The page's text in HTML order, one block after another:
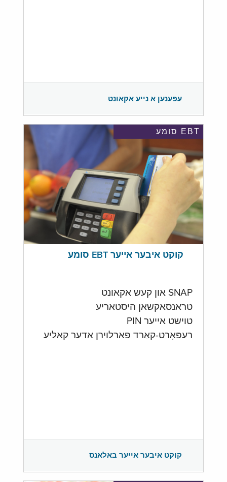
עפענען א נייע אקאונט
EBT סומע
קוקט איבער אייער EBT סומע
SNAP און קעש אקאונט
טראנסאקשאן היסטאריע
טוישט אייער PIN
רעפּאָרט-קאַרד פארלוירן אדער קאליע
קוקט איבער אייער באלאנס